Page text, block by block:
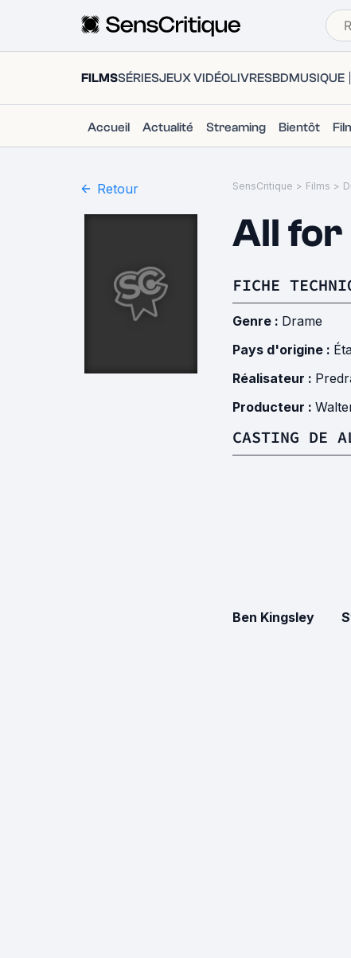
FILMSSÉRIESJEUX VIDÉOLIVRESBDMUSIQUE
Accueil Actualité Streaming Bientôt
Retour SensCritique > Films >
All
FICHE
Genre : Drame
Pays d'origine :
Réalisateur :
Producteur :
CASTING DE
Ben Kingsley